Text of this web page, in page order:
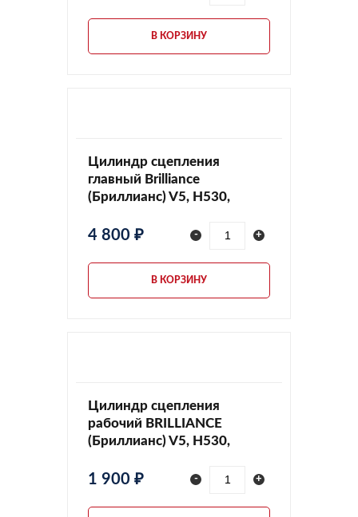
В КОРЗИНУ
Цилиндр сцепления
главный Brilliance
(Бриллианс) V5, H530,
4 800 ₽ - +
В КОРЗИНУ
Цилиндр сцепления
рабочий BRILLIANCE
(Бриллианс) V5, H530,
1 900 ₽ - +